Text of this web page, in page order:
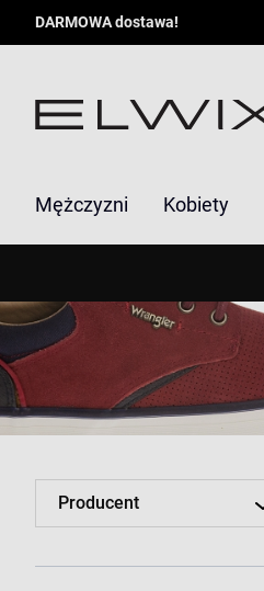
DARMOWA dostawa!
Mężczyzni Kobiety
Producent